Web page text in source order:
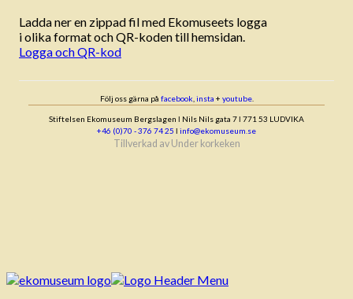
Ladda ner en zippad fil med Ekomuseets logga
i olika format och QR-koden till hemsidan.
Logga och QR-kod
Följ oss gärna på facebook insta + youtube.
Stiftelsen Ekomuseum Bergslagen ǀ Nils Nils gata 7 ǀ 771 53 LUDVIKA
+46 (0)70 - 376 74 25 ǀ info@ekomuseum.se
Tillverkad av Under korkeken